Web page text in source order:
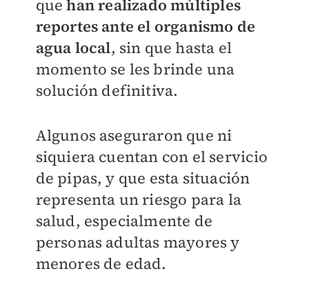
quehan realizado múltiples
reportes ante el organismo de
agua local, sin que hasta el
momento se les brinde una
solución definitiva.
Algunos aseguraron que ni
siquiera cuentan con el servicio
de pipas, y que esta situación
representa un riesgo para la
salud, especialmente de
personas adultas mayores y
menores de edad.